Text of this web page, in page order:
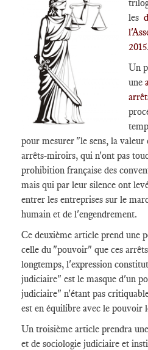
les
2015.
Un
une
pour mesurer "le sens, la valeur
arrêts-miroirs, qui n'ont pas
prohibition française des
mais qui par leur silence ont
entrer les entreprises sur le
humain et de l'engendrement.
Ce deuxième article prend une
celle du "pouvoir" que ces
longtemps, l'expression
judiciaire" est le masque d'un
judiciaire" n'étant pas
est en équilibre avec le pouvoir
Un troisième article prendra
et de sociologie judiciaire et